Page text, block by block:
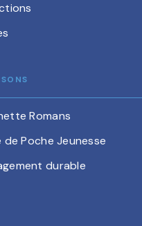
Romans
de Poche Jeunesse
durable